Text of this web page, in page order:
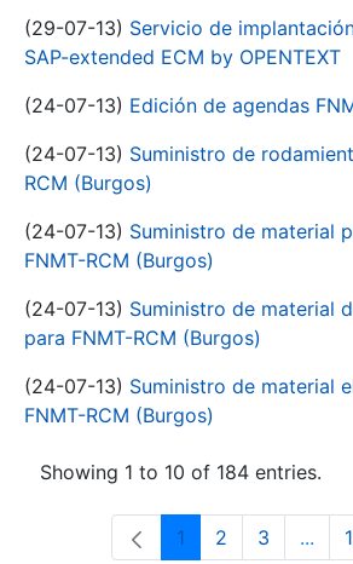
(29-07-13) Servicio de
SAP-extended ECM by OPENTEXT
(24-07-13) Edición de agendas
(24-07-13) Suministro de
RCM (Burgos)
(24-07-13) Suministro de material
FNMT-RCM (Burgos)
(24-07-13) Suministro de material
para FNMT-RCM (Burgos)
(24-07-13) Suministro de material
FNMT-RCM (Burgos)
Showing 1 to 10 of 184 entries.
Page
1 Page
2 Page
3 ...